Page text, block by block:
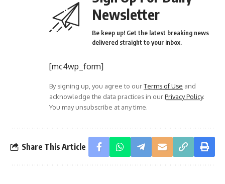
Newsletter
Be keep up! Get the latest breaking news
delivered straight to your inbox.
[mc4wp_form]
By signing up, you agree to ourTerms of Use and
acknowledge the data practices in ourPrivacy Policy.
You may unsubscribe at any time.
Share This Article